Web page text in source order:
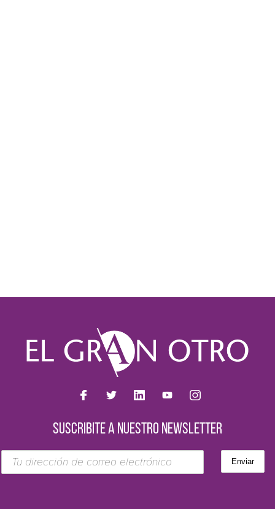
SUSCRIBITE A NUESTRO NEWSLETTER